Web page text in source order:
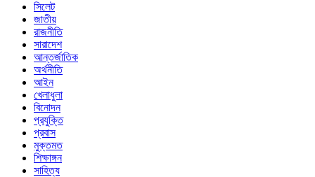
সিলেট
জাতীয়
রাজনীতি
সারাদেশ
আন্তর্জাতিক
অর্থনীতি
আইন
খেলাধুলা
বিনোদন
প্রযুক্তি
প্রবাস
মুক্তমত
শিক্ষাঙ্গন
সাহিত্য